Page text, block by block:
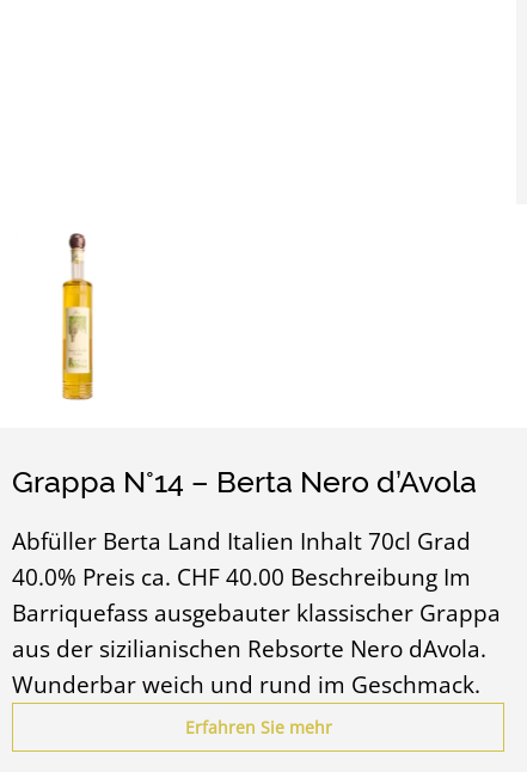
Grappa N°14 – Berta Nero d’Avola
Abfüller Berta Land Italien Inhalt 70cl Grad
40.0% Preis ca. CHF 40.00 Beschreibung Im
Barriquefass ausgebauter klassischer Grappa
aus der sizilianischen Rebsorte Nero dAvola.
Wunderbar weich und rund im Geschmack.
Erfahren Sie mehr